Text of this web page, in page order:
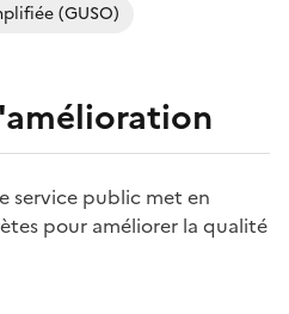
(GUSO)
service public met en
pour améliorer la qualité